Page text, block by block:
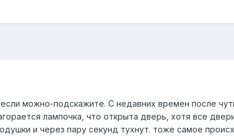
можно-подскажите. С недавних времен после
лампочка, что открыта дверь, хотя все
и через пару секунд тухнут. тоже самое